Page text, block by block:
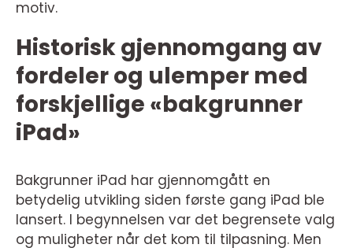
motiv.
Historisk gjennomgang av
fordeler og ulemper med
forskjellige «bakgrunner
iPad»
Bakgrunner iPad har gjennomgått en
betydelig utvikling siden første gang iPad ble
lansert. I begynnelsen var det begrensete valg
og muligheter når det kom til tilpasning. Men